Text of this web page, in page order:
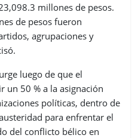
millones de pesos.
de pesos fueron
agrupaciones y
luego de que el
un 50 % a la asignación
políticas, dentro de
para enfrentar el
del conflicto bélico en